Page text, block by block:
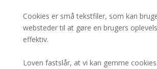
Cookies er små tekstfiler, som kan
websteder til at gøre en brugers
effektiv.
Loven fastslår, at vi kan gemme